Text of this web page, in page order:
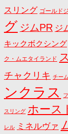
スリング ゴールド
グ ジムPR ジ
キックボクシング
ク・ムエタイランド
チャクリキ チー
ンクラス
スリング ホース
レル ミネルヴァ